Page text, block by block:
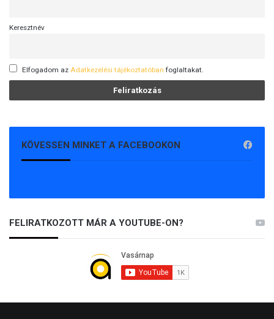
Keresztnév
Elfogadom az Adatkezelési tájékoztatóban foglaltakat.
KÖVESSEN MINKET A FACEBOOKON
FELIRATKOZOTT MÁR A YOUTUBE-ON?